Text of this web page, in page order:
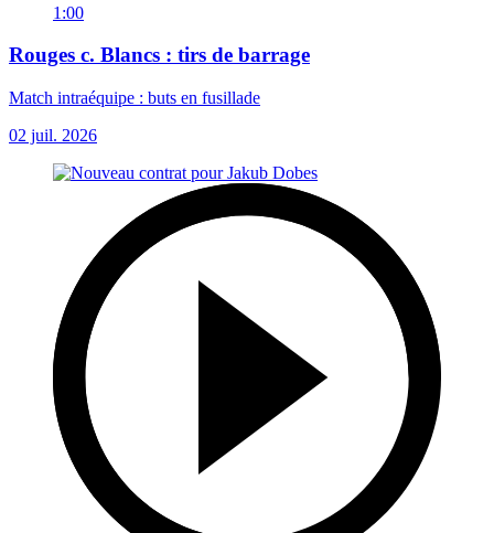
1:00
Rouges c. Blancs : tirs de barrage
Match intraéquipe : buts en fusillade
02 juil. 2026